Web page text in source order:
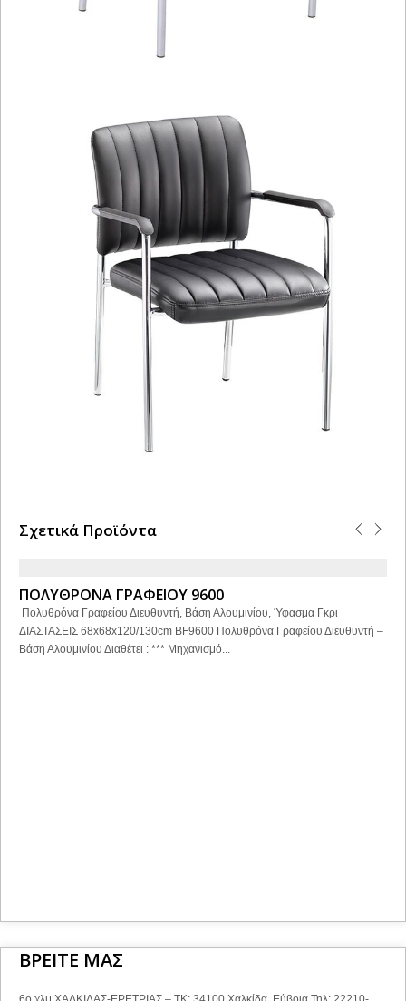
Σχετικά Προϊόντα
ΠΟΛΥΘΡΟΝΑ ΓΡΑΦΕΙΟΥ 9600
Πολυθρόνα Γραφείου Διευθυντή, Βάση Αλουμινίου, Ύφασμα Γκρι
ΔΙΑΣΤΑΣΕΙΣ 68x68x120/130cm BF9600 Πολυθρόνα Γραφείου Διευθυντή –
Βάση Αλουμινίου Διαθέτει : *** Μηχανισμό...
ΒΡΕΙΤΕ ΜΑΣ